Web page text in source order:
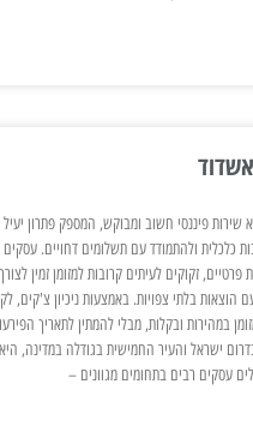
שירות פיננסי חשוב ומבוקש, המספק פתרון יעיל
כלכלית ולהתמודד עם תשלומים דחויים. עסקים
פרטיים, זקוקים לעיתים קרובות למזומן זמין
בלתי צפויות. באמצעות ניכיון צ'קים,
במהירות ובקלות, מבלי להמתין לתאריך
ישראל והעיר החמישית בגודלה במדינה,
עסקים רבים בתחומים מגוונים –